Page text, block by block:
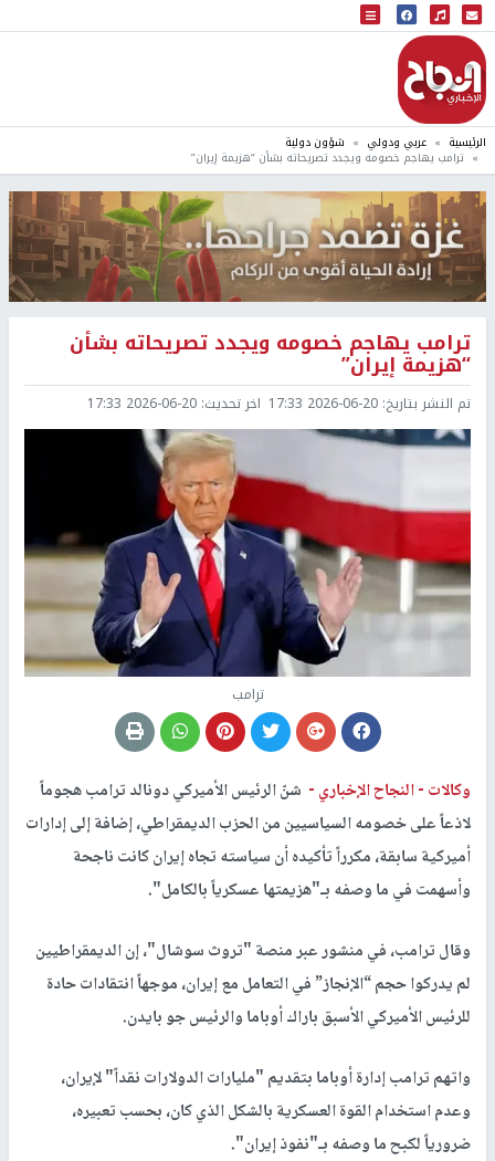
البث المباشر
إذاعة النجاح
الرئيسية عربي ودولي شؤون دولية
ترامب يهاجم خصومه ويجدد تصريحاته بشأن “هزيمة إيران”
ترامب يهاجم خصومه ويجدد تصريحاته بشأن
“هزيمة إيران”
تم النشر بتاريخ: 2026-06-20 17:33 اخر تحديث: 2026-06-20 17:33
ترامب
وكالات -النجاح الإخباري - شنّ الرئيس الأميركي دونالد ترامب هجوماً
لاذعاً على خصومه السياسيين من الحزب الديمقراطي، إضافة إلى إدارات
أميركية سابقة، مكرراً تأكيده أن سياسته تجاه إيران كانت ناجحة
وأسهمت في ما وصفه بـ"هزيمتها عسكرياً بالكامل".
وقال ترامب، في منشور عبر منصة "تروث سوشال"، إن الديمقراطيين
لم يدركوا حجم “الإنجاز” في التعامل مع إيران، موجهاً انتقادات حادة
للرئيس الأميركي الأسبق باراك أوباما والرئيس جو بايدن.
واتهم ترامب إدارة أوباما بتقديم "مليارات الدولارات نقداً" لإيران،
وعدم استخدام القوة العسكرية بالشكل الذي كان، بحسب تعبيره،
ضرورياً لكبح ما وصفه بـ"نفوذ إيران".